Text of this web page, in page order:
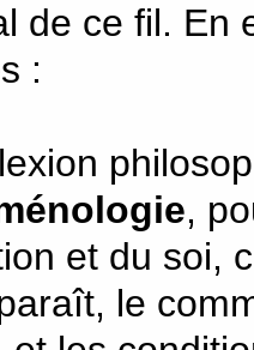
de ce fil. En
:
,
et du soi,
le